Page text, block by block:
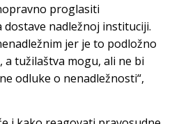
proglasiti
dostave nadležnoj instituciji.
jer je to podložno
tužilaštva mogu, ali ne bi
odluke o nenadležnosti“,